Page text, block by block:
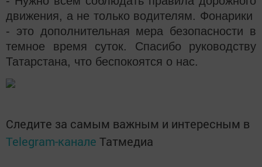
движения, а не только водителям. Фонарики
- это дополнительная мера безопасности в
темное время суток. Спасибо руководству
Татарстана, что беспокоятся о нас.
Следите за самым важным и интересным в
Telegram-канале Татмедиа